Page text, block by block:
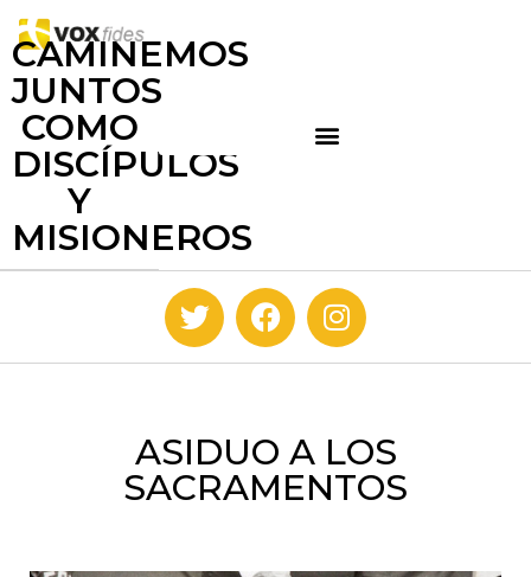
CAMINEMOS
JUNTOS
COMO
DISCÍPULOS
Y
MISIONEROS
ASIDUO A LOS
SACRAMENTOS